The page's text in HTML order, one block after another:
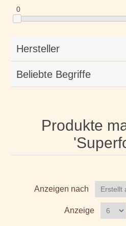
0
Hersteller
Beliebte Begriffe
Produkte
Anzeigen nach
Anzeige